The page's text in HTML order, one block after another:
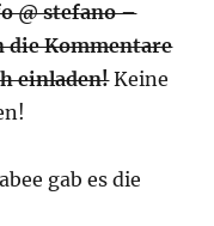
@ stefano –
die Kommentare
einladen!Keine
gab es die